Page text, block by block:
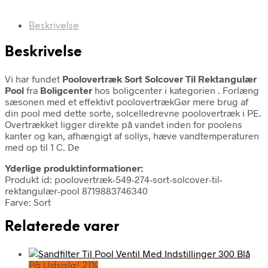
Beskrivelse
Beskrivelse
Vi har fundet Poolovertræk Sort Solcover Til Rektangulær
Pool fra Boligcenter hos boligcenter i kategorien . Forlæng
sæsonen med et effektivt poolovertrækGør mere brug af
din pool med dette sorte, solcelledrevne poolovertræk i PE.
Overtrækket ligger direkte på vandet inden for poolens
kanter og kan, afhængigt af sollys, hæve vandtemperaturen
med op til 1 C. De
Yderlige produktinformationer:
Produkt id: poolovertræk-549-274-sort-solcover-til-
rektangulær-pool 8719883746340
Farve: Sort
Relaterede varer